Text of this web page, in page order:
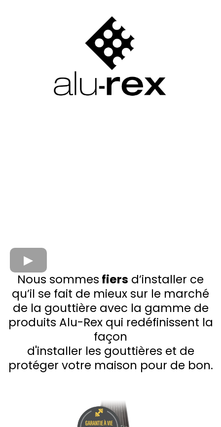
Nous sommes fiers d’installer ce
qu’il se fait de mieux sur le marché
de la gouttière avec la gamme de
produits Alu-Rex qui redéfinissent la
façon
d'installer les gouttières et de
protéger votre maison pour de bon.